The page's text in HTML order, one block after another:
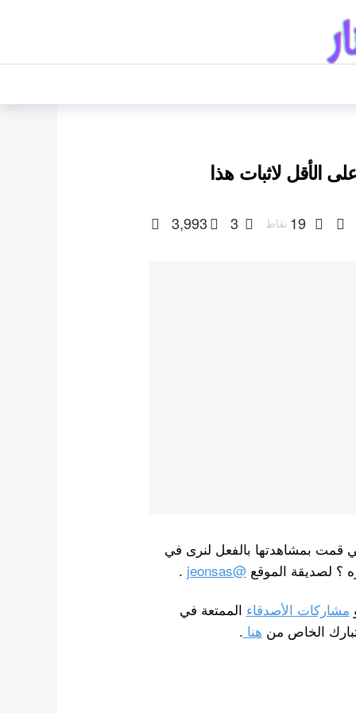
19 نقاط 3
3,993
التي قمت بمشاهدتها بالفعل لنرى في
؟ لصديقة الموقع @jeonsas
.
مشاركات الأصدقاء الممتعة في
الخاص من هنا .